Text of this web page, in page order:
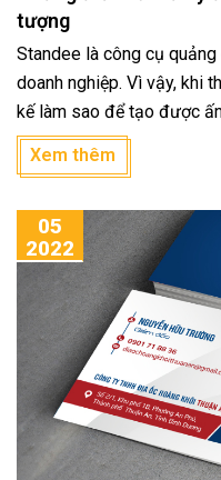
tượng
Standee là công cụ
doanh nghiệp. Vì vậy, khi
kế làm sao để tạo được
chuyên nghiệp cũng như
quảng cáo. Bài viết dưới
hiện được uy tín của
tác.
Xem thêm
05
2022